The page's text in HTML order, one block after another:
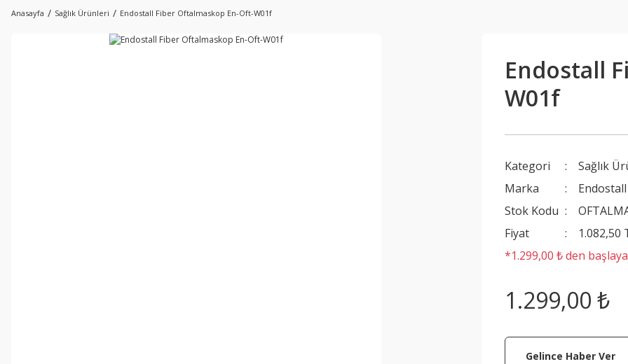
Anasayfa Sağlık Ürünleri Endostall Fiber Oftalmaskop En-Oft-W01f
Endostall
W01f
Kategori
Sağlık
Marka
Endostall
Stok Kodu
Fiyat
1.082,50
*1.299,00 ₺ den
1.299,00 ₺
Gelince Haber Ver